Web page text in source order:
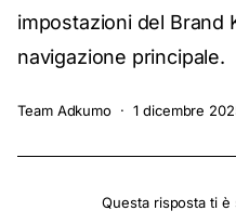
impostazioni del Brand
navigazione principale.
Team Adkumo · 1 dicembre
Questa risposta ti è